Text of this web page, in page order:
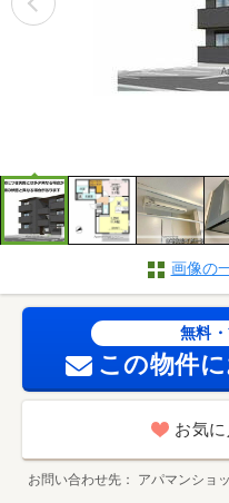
画像の
無料
この物件
お気
お問い合わせ先 アパマンショ